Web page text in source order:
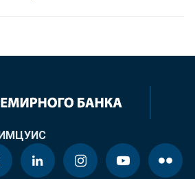
МЦУИС